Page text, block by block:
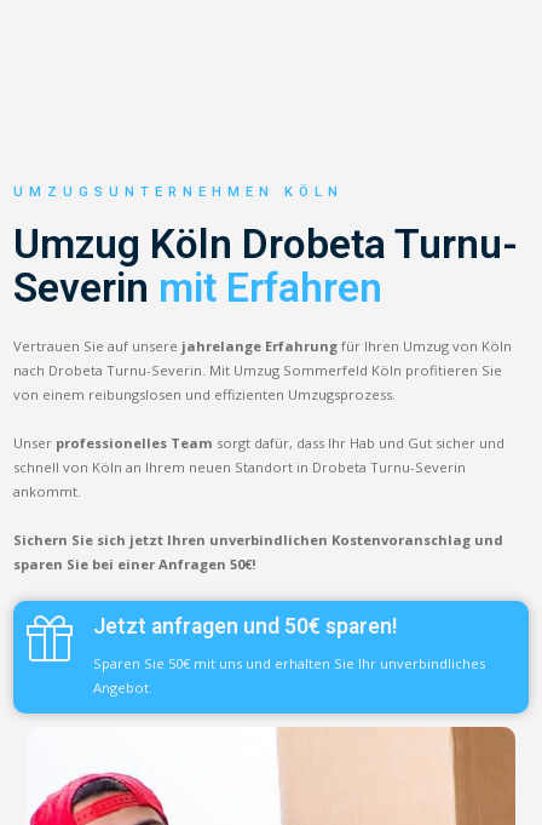
UMZUGSUNTERNEHMEN KÖLN
Umzug Köln Drobeta Turnu-
Severin mit Erfahren
Vertrauen Sie auf unsere jahrelange Erfahrung für Ihren Umzug von Köln
nach Drobeta Turnu-Severin. Mit Umzug Sommerfeld Köln profitieren Sie
von einem reibungslosen und effizienten Umzugsprozess.
Unser professionelles Team sorgt dafür, dass Ihr Hab und Gut sicher und
schnell von Köln an Ihrem neuen Standort in Drobeta Turnu-Severin
ankommt.
Sichern Sie sich jetzt Ihren unverbindlichen Kostenvoranschlag und
sparen Sie bei einer Anfragen 50€!
Jetzt anfragen und 50€ sparen!
Sparen Sie 50€ mit uns und erhalten Sie Ihr unverbindliches
Angebot.